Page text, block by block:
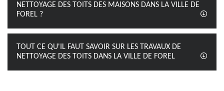
NETTOYAGE DES TOITS DES MAISONS DANS LA VILLE DE
FOREL ?
TOUT CE QU'IL FAUT SAVOIR SUR LES TRAVAUX DE
NETTOYAGE DES TOITS DANS LA VILLE DE FOREL